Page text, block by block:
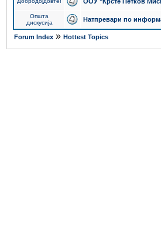
Општа
дискусија
Натпревари по
Forum Index » Hottest Topics